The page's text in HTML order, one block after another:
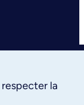
respecter la